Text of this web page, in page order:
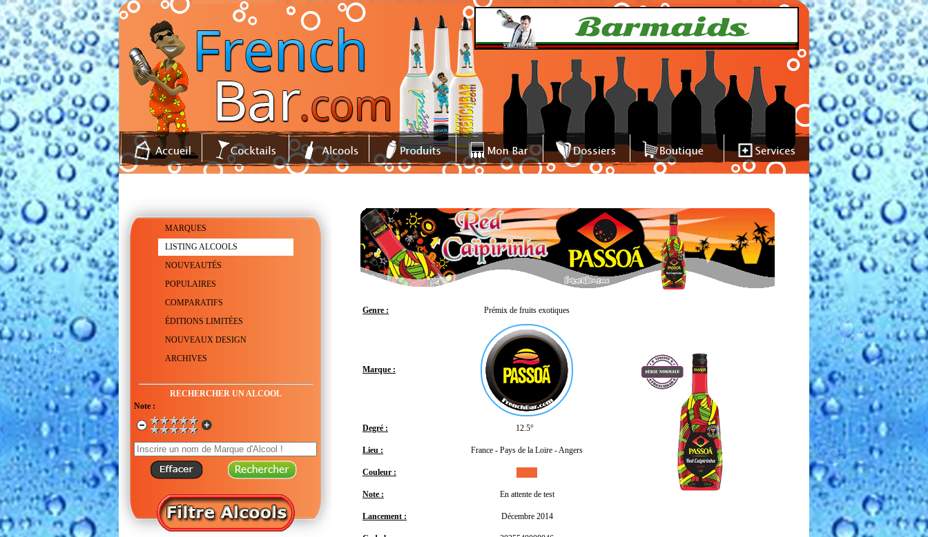
MARQUES
LISTING ALCOOLS
NOUVEAUTÉS
POPULAIRES
COMPARATIFS
ÉDITIONS LIMITÉES
NOUVEAUX DESIGN
ARCHIVES
RECHERCHER UN ALCOOL
Note :
Genre : Prémix de fruits exotiques
Marque :
Degré : 12.5°
Lieu : France - Pays de la Loire - Angers
Couleur :
Note : En attente de test
Lancement : Décembre 2014